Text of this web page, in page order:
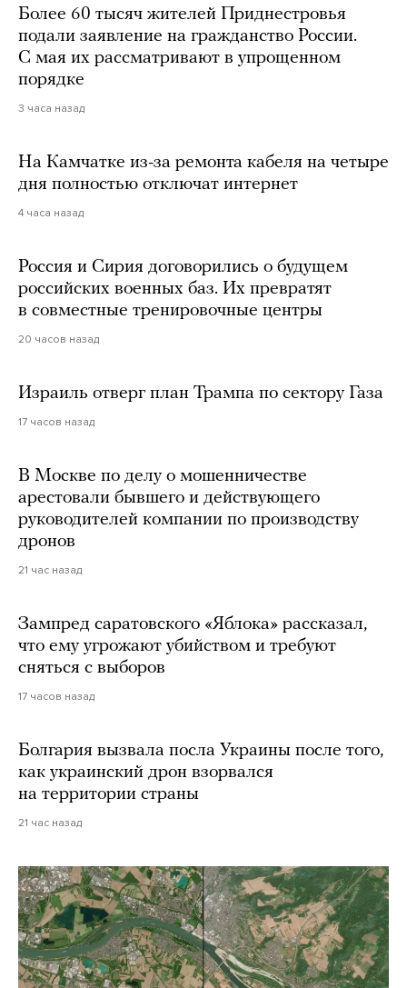
Более 60 тысяч жителей Приднестровья
подали заявление на гражданство России.
С мая их рассматривают в упрощенном
порядке
3 часа назад
На Камчатке из-за ремонта кабеля на четыре
дня полностью отключат интернет
4 часа назад
Россия и Сирия договорились о будущем
российских военных баз. Их превратят
в совместные тренировочные центры
20 часов назад
Израиль отверг план Трампа по сектору Газа
17 часов назад
В Москве по делу о мошенничестве
арестовали бывшего и действующего
руководителей компании по производству
дронов
21 час назад
Зампред саратовского «Яблока» рассказал,
что ему угрожают убийством и требуют
сняться с выборов
17 часов назад
Болгария вызвала посла Украины после того,
как украинский дрон взорвался
на территории страны
21 час назад